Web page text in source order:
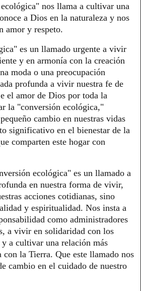
nos llama a cultivar una
a Dios en la naturaleza y nos
amor y respeto.
es un llamado urgente a vivir
y en armonía con la creación
moda o una preocupación
profunda a vivir nuestra fe de
el amor de Dios por toda la
la "conversión ecológica,"
cambio en nuestras vidas
significativo en el bienestar de la
comparten este hogar con
ecológica" es un llamado a
en nuestra forma de vivir,
acciones cotidianas, sino
y espiritualidad. Nos insta a
como administradores
a vivir en solidaridad con los
a cultivar una relación más
con la Tierra. Que este llamado nos
cambio en el cuidado de nuestro